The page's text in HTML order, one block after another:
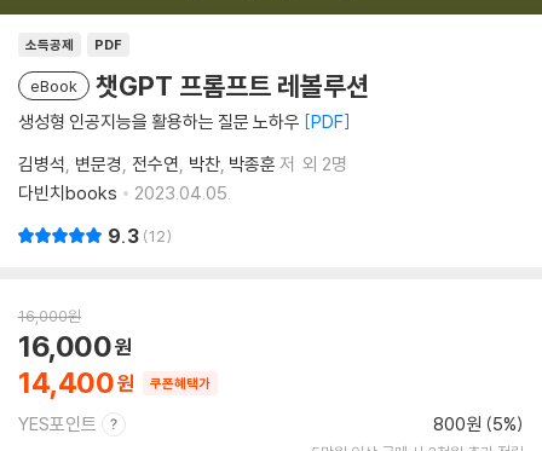
소득공제 PDF
eBook 챗GPT 프롬프트 레볼루션
생성형 인공지능을 활용하는 질문 노하우 PDF
김병석 변문경 전수연 박찬 박종훈 저 외 2명
다빈치books
2023.04.05.
9.3 12
16,000원
14,400
16,000
쿠폰혜택가
YES포인트 800원 (5%)